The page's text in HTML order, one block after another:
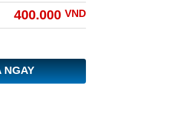
400.000 VND
NGAY